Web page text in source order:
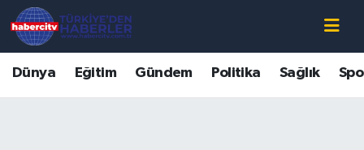
Dünya Eğitim Gündem Politika Sağlık